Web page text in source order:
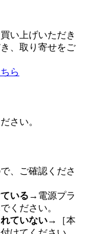
い上げいただき
、取り寄せをご
ら
さい。
、ご確認くださ
いる →電源プラ
ください。
ていない→［本